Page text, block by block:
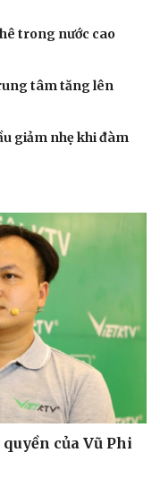
trong nước cao
tâm tăng lên
giảm nhẹ khi đàm
của Vũ Phi